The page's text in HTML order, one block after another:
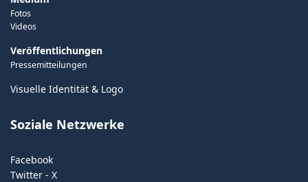
Fotos
Videos
Veröffentlichungen
Pressemitteilungen
Visuelle Identität & Logo
Soziale Netzwerke
Facebook
Twitter - X